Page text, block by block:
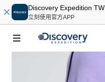
Discovery Expedition TW
立刻使用官方APP